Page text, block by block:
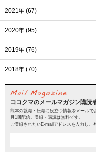
2021年 (67)
2020年 (95)
2019年 (76)
2018年 (70)
ココクマのメールマガジン購読
熊本の就職・転職に役立つ情報をメールで
月1回配信。登録・購読は無料です。
ご登録されたいE-mailアドレスを入力し、